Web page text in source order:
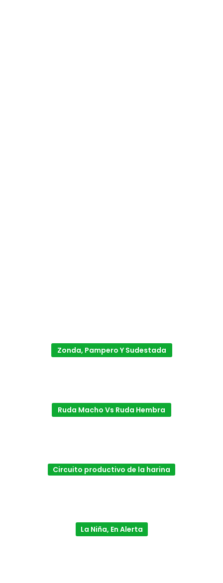
Zonda, Pampero Y Sudestada
Ruda Macho Vs Ruda Hembra
Circuito productivo de la harina
La Niña, En Alerta